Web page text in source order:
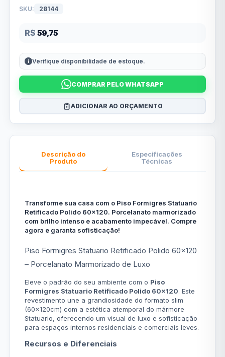
SKU: 28144
R$ 59,75
Verifique disponibilidade de estoque.
COMPRAR PELO WHATSAPP
ADICIONAR AO ORÇAMENTO
Descrição do
Produto
Especificações
Técnicas
Transforme sua casa com o Piso Formigres Statuario
Retificado Polido 60x120. Porcelanato marmorizado
com brilho intenso e acabamento impecável. Compre
agora e garanta sofisticação!
Piso Formigres Statuario Retificado Polido 60x120
– Porcelanato Marmorizado de Luxo
Eleve o padrão do seu ambiente com o Piso
Formigres Statuario Retificado Polido 60x120. Este
revestimento une a grandiosidade do formato slim
(60x120cm) com a estética atemporal do mármore
Statuario, oferecendo um visual de luxo e sofisticação
para espaços internos residenciais e comerciais leves.
Recursos e Diferenciais